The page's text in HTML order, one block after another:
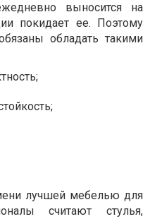
выносится на
покидает ее. Поэтому
обладать такими
лучшей мебелью для
считают стулья,